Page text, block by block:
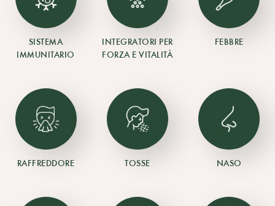
SISTEMA
IMMUNITARIO
INTEGRATORI PER
FORZA E VITALITÀ
FEBBRE
RAFFREDDORE TOSSE NASO